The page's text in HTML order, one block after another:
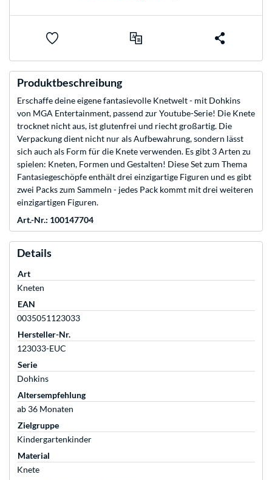
Produktbeschreibung
Erschaffe deine eigene fantasievolle Knetwelt - mit Dohkins
von MGA Entertainment, passend zur Youtube-Serie! Die Knete
trocknet nicht aus, ist glutenfrei und riecht großartig. Die
Verpackung dient nicht nur als Aufbewahrung, sondern lässt
sich auch als Form für die Knete verwenden. Es gibt 3 Arten zu
spielen: Kneten, Formen und Gestalten! Diese Set zum Thema
Fantasiegeschöpfe enthält drei einzigartige Figuren und es gibt
zwei Packs zum Sammeln - jedes Pack kommt mit drei weiteren
einzigartigen Figuren.
Art.-Nr.: 100147704
Details
Art
Kneten
EAN
0035051123033
Hersteller-Nr.
123033-EUC
Serie
Dohkins
Altersempfehlung
ab 36 Monaten
Zielgruppe
Kindergartenkinder
Material
Knete